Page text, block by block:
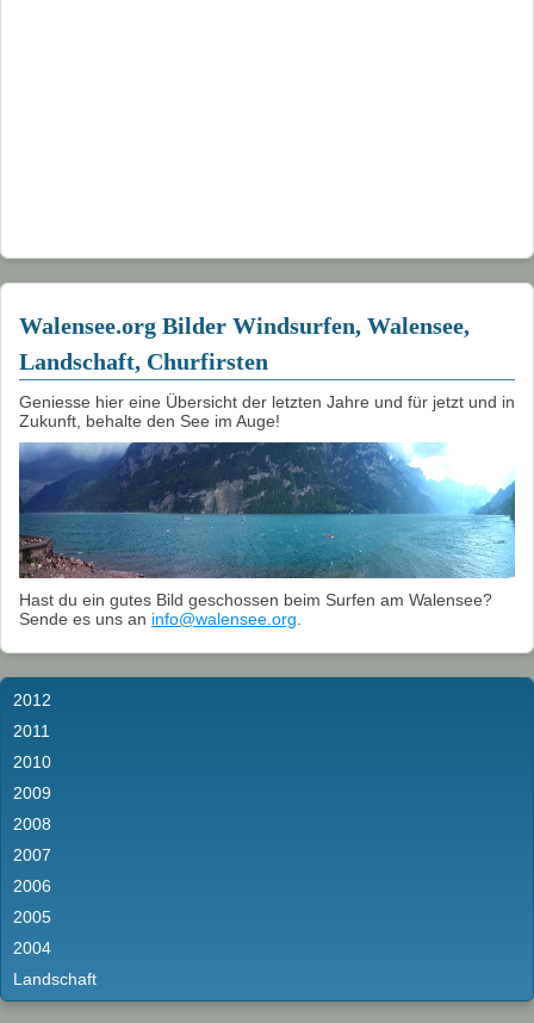
Walensee.org Bilder Windsurfen, Walensee,
Landschaft, Churfirsten
Geniesse hier eine Übersicht der letzten Jahre und für jetzt und in
Zukunft, behalte den See im Auge!
Hast du ein gutes Bild geschossen beim Surfen am Walensee?
Sende es uns an info@walensee.org
2012
2011
2010
2009
2008
2007
2006
2005
2004
Landschaft